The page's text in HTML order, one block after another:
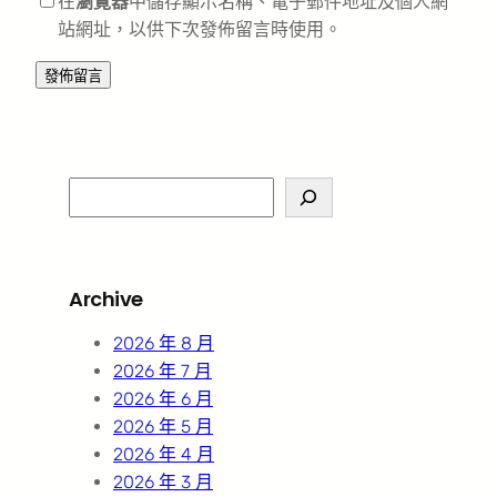
站網址，以供下次發佈留言時使用。
e
c
Archive
2026 年 8 月
2026 年 7 月
2026 年 6 月
2026 年 5 月
2026 年 4 月
2026 年 3 月